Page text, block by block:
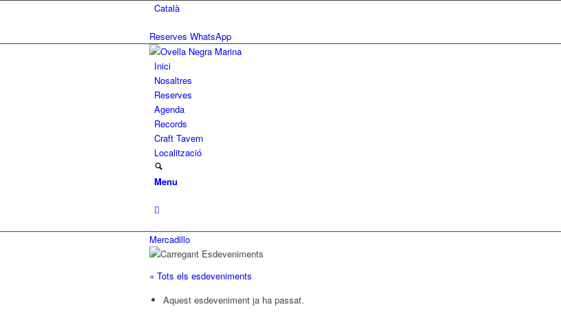
Català
Reserves WhatsApp
Inici
Nosaltres
Reserves
Agenda
Records
Craft Tavern
Localització
Menu
Mercadillo
« Tots els esdeveniments
Aquest esdeveniment ja ha passat.